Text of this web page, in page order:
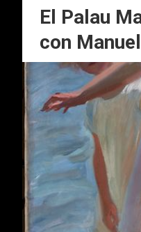
El Palau
con